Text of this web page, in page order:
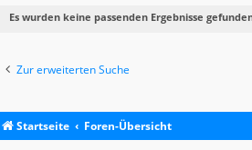
Es wurden keine passenden Ergebnisse
Zur erweiterten Suche
Startseite Foren-Übersicht